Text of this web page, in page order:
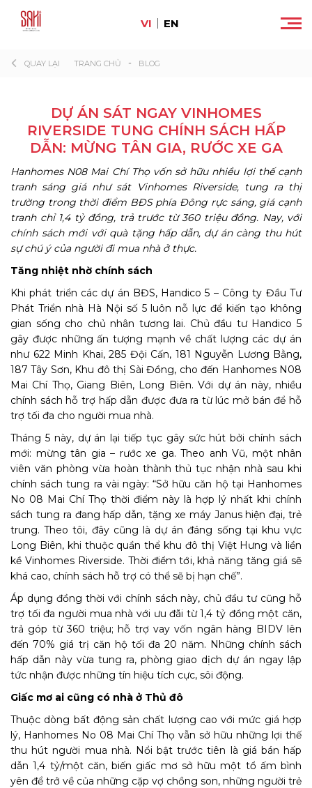
VI EN
QUAY LẠI TRANG CHỦ - BLOG
DỰ ÁN SÁT NGAY VINHOMES
RIVERSIDE TUNG CHÍNH SÁCH HẤP
DẪN: MỪNG TÂN GIA, RƯỚC XE GA
Hanhomes N08 Mai Chí Thọ vốn sở hữu nhiều lợi thế cạnh
tranh sáng giá như sát Vinhomes Riverside, tung ra thị
trường trong thời điểm BĐS phía Đông rực sáng, giá cạnh
tranh chỉ 1,4 tỷ đồng, trả trước từ 360 triệu đồng. Nay, với
chính sách mới với quà tặng hấp dẫn, dự án càng thu hút
sự chú ý của người đi mua nhà ở thực.
Tăng nhiệt nhờ chính sách
Khi phát triển các dự án BĐS, Handico 5 – Công ty Đầu Tư
Phát Triển nhà Hà Nội số 5 luôn nỗ lực để kiến tạo không
gian sống cho chủ nhân tương lai. Chủ đầu tư Handico 5
gây được những ấn tượng mạnh về chất lượng các dự án
như 622 Minh Khai, 285 Đội Cấn, 181 Nguyễn Lương Bằng,
187 Tây Sơn, Khu đô thị Sài Đồng, cho đến Hanhomes N08
Mai Chí Thọ, Giang Biên, Long Biên. Với dự án này, nhiều
chính sách hỗ trợ hấp dẫn được đưa ra từ lúc mở bán để hỗ
trợ tối đa cho người mua nhà.
Tháng 5 này, dự án lại tiếp tục gây sức hút bởi chính sách
mới: mừng tân gia – rước xe ga. Theo anh Vũ, một nhân
viên văn phòng vừa hoàn thành thủ tục nhận nhà sau khi
chính sách tung ra vài ngày: “Sở hữu căn hộ tại Hanhomes
No 08 Mai Chí Thọ thời điểm này là hợp lý nhất khi chính
sách tung ra đang hấp dẫn, tặng xe máy Janus hiện đại, trẻ
trung. Theo tôi, đây cũng là dự án đáng sống tại khu vực
Long Biên, khi thuộc quần thể khu đô thị Việt Hưng và liền
kề Vinhomes Riverside. Thời điểm tới, khả năng tăng giá sẽ
khá cao, chính sách hỗ trợ có thể sẽ bị hạn chế”.
Áp dụng đồng thời với chính sách này, chủ đầu tư cũng hỗ
trợ tối đa người mua nhà với ưu đãi từ 1,4 tỷ đồng một căn,
trả góp từ 360 triệu; hỗ trợ vay vốn ngân hàng BIDV lên
đến 70% giá trị căn hộ tối đa 20 năm. Những chính sách
hấp dẫn này vừa tung ra, phòng giao dịch dự án ngay lập
tức nhận được những tín hiệu tích cực, sôi động.
Giấc mơ ai cũng có nhà ở Thủ đô
Thuộc dòng bất động sản chất lượng cao với mức giá hợp
lý, Hanhomes No 08 Mai Chí Thọ vẫn sở hữu những lợi thế
thu hút người mua nhà. Nổi bật trước tiên là giá bán hấp
dẫn 1,4 tỷ/một căn, biến giấc mơ sở hữu một tổ ấm bình
yên để trở về của những cặp vợ chồng son, những người trẻ